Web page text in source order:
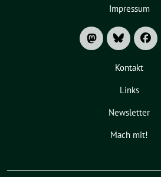
Impressum
Kontakt
Links
Newsletter
Mach mit!